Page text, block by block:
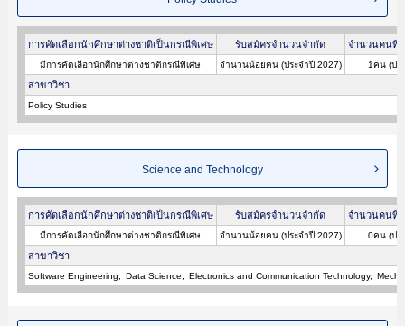
การคัดเลือกนักศึกษาต่างชาติเป็นกรณีพิเศษ รับสมัครจำนวนจำกัด จำนวนคนที่
มีการคัดเลือกนักศึกษาต่างชาติกรณีพิเศษ จำนวนน้อยคน (ประจำปี 2027) 1คน (ปร
สาขาวิชา
Policy Studies
Science and Technology
การคัดเลือกนักศึกษาต่างชาติเป็นกรณีพิเศษ รับสมัครจำนวนจำกัด จำนวนคนที่
มีการคัดเลือกนักศึกษาต่างชาติกรณีพิเศษ จำนวนน้อยคน (ประจำปี 2027) 0คน (ปร
สาขาวิชา
Software Engineering Data Science Electronics and Communication Technology